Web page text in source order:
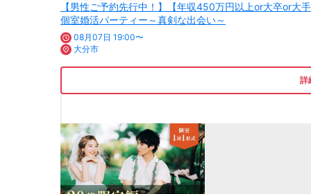
【男性ご予約先行中！】【年収450万円以上or大卒or
個室婚活パーティー～真剣な出会い～
08月07日 19:00〜
大分市
詳